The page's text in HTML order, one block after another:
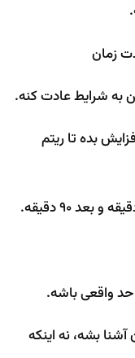
زمان
به شرایط عادت کنه.
بده تا ریتم
واقعی باشه.
بشه، نه اینکه